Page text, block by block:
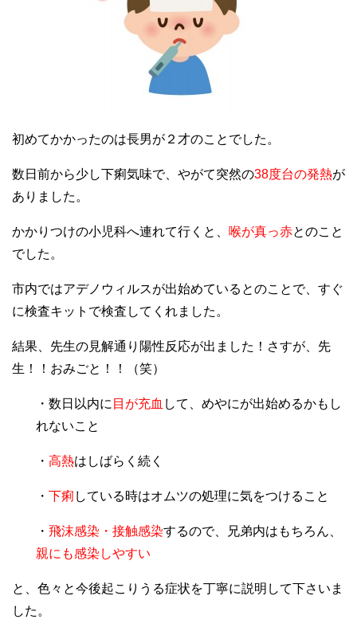
初めてかかったのは長男が２才のことでした。
数日前から少し下痢気味で、やがて突然の38度台の発熱が
ありました。
かかりつけの小児科へ連れて行くと、 喉が真っ赤とのこと
でした。
市内ではアデノウィルスが出始めているとのことで、すぐ
に検査キットで検査してくれました。
結果、先生の見解通り陽性反応が出ました！さすが、先
生！！おみごと！！（笑）
・数日以内に 目が充血 して、めやにが出始めるかもし
れないこと
・ 高熱はしばらく続く
・ 下痢 している時はオムツの処理に気をつけること
・ 飛沫感染・接触感染するので、兄弟内はもちろん、
親にも感染しやすい
と、色々と今後起こりうる症状を丁寧に説明して下さいま
した。